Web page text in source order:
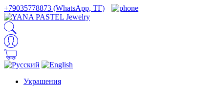
+79035778873 (WhatsApp, ТГ)
Украшения